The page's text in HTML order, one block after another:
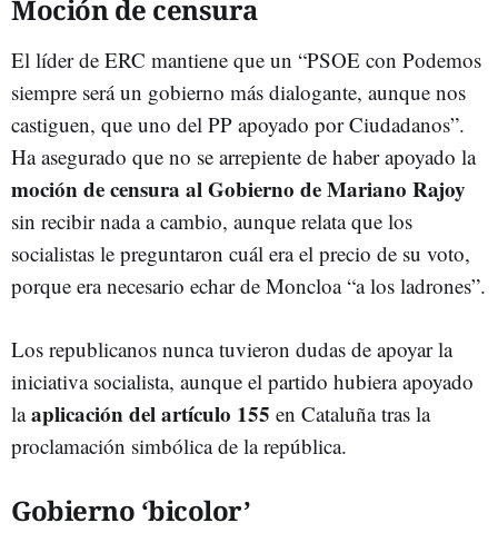
Moción de censura
El líder de ERC mantiene que un “PSOE con Podemos
siempre será un gobierno más dialogante, aunque nos
castiguen, que uno del PP apoyado por Ciudadanos”.
Ha asegurado que no se arrepiente de haber apoyado la
moción de censura al Gobierno de Mariano Rajoy
sin recibir nada a cambio, aunque relata que los
socialistas le preguntaron cuál era el precio de su voto,
porque era necesario echar de Moncloa “a los ladrones”.
Los republicanos nunca tuvieron dudas de apoyar la
iniciativa socialista, aunque el partido hubiera apoyado
laaplicación del artículo 155 en Cataluña tras la
proclamación simbólica de la república.
Gobierno ‘bicolor’